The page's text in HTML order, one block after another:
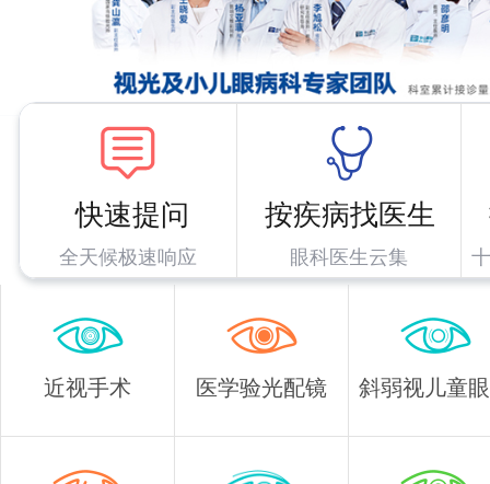
快速提问
全天候极速响应
按疾病找医生
眼科医生云集
近视手术 医学验光配镜 斜弱视儿童